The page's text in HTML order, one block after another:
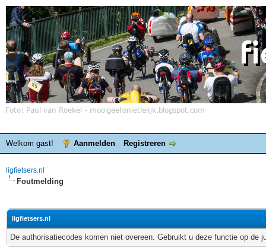
Welkom gast! Aanmelden Registreren
ligfietsers.nl
Foutmelding
ligfietsers.nl
De authorisatiecodes komen niet overeen. Gebruikt u deze functie op de